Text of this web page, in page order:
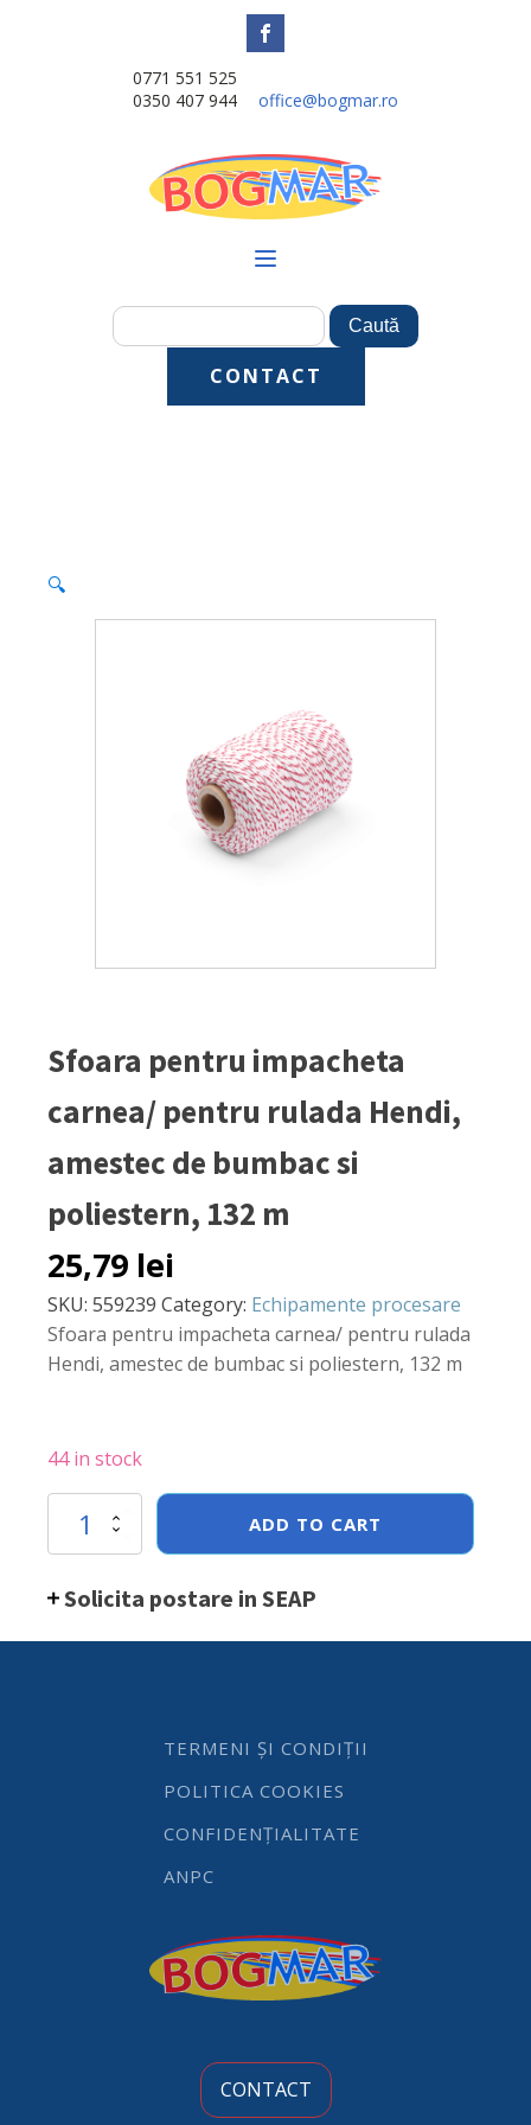
0771 551 525
0350 407 944
office@bogmar.ro
CONTACT
🔍
Sfoara pentru impacheta
carnea/ pentru rulada Hendi,
amestec de bumbac si
poliestern, 132 m
25,79 lei
SKU: 559239 Category: Echipamente procesare
Sfoara pentru impacheta carnea/ pentru rulada
Hendi, amestec de bumbac si poliestern, 132 m
44 in stock
Sfoara
pentru
impacheta
pentru
ADD TO CART
Solicita postare in SEAP
TERMENI ȘI CONDIȚII
POLITICA COOKIES
CONFIDENȚIALITATE
ANPC
CONTACT